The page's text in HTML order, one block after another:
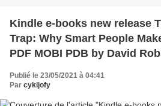
Kindle e-books new release
Trap: Why Smart People
PDF MOBI PDB by David
Publié le 23/05/2021 à 04:41
Par cykijofy